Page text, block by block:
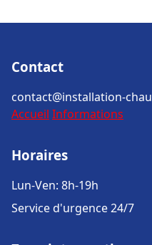
Contact
contact@installation-
Accueil Informations
Horaires
Lun-Ven: 8h-19h
Service d'urgence 24/7